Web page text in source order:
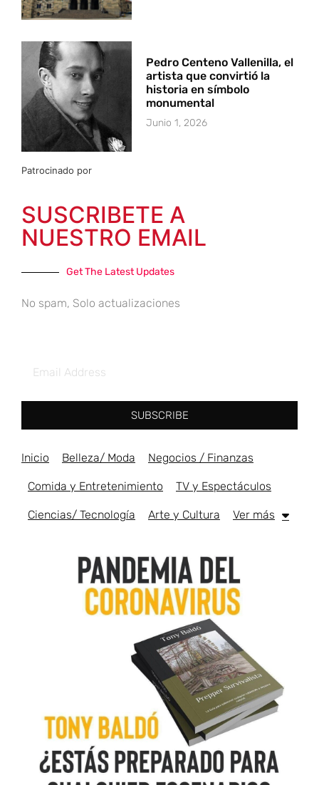
Pedro Centeno Vallenilla, el
artista que convirtió la
historia en símbolo
monumental
Junio 1, 2026
Patrocinado por
SUSCRIBETE A
NUESTRO EMAIL
Get The Latest Updates
No spam, Solo actualizaciones
SUBSCRIBE
Inicio Belleza/ Moda Negocios / Finanzas
Comida y Entretenimiento TV y Espectáculos
Ciencias/ Tecnología Arte y Cultura Ver más